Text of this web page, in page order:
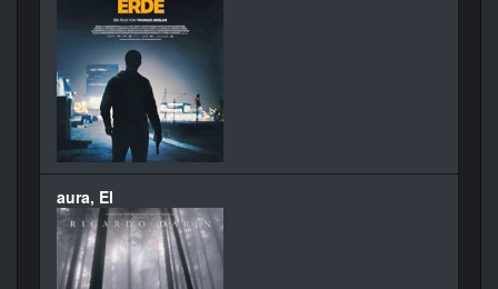
aura, El